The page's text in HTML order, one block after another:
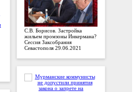
С.В. Борисов. Застройка
жильем промзоны Инкермана?
Сессия Заксобрания
Севастополя 29.06.2021